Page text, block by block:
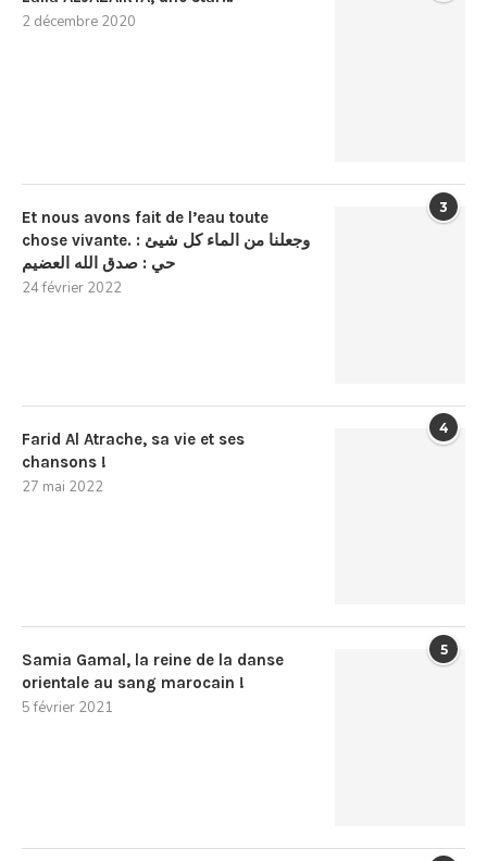
2 décembre 2020
3
Et nous avons fait de l’eau toute
chose vivante. : وجعلنا من الماء كل شيئ
حي : صدق الله العضيم
24 février 2022
4
Farid Al Atrache, sa vie et ses
chansons !
27 mai 2022
5
Samia Gamal, la reine de la danse
orientale au sang marocain !
5 février 2021